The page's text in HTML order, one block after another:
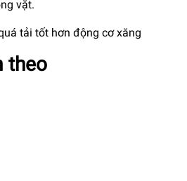
vặt.
tải tốt hơn động cơ xăng
theo